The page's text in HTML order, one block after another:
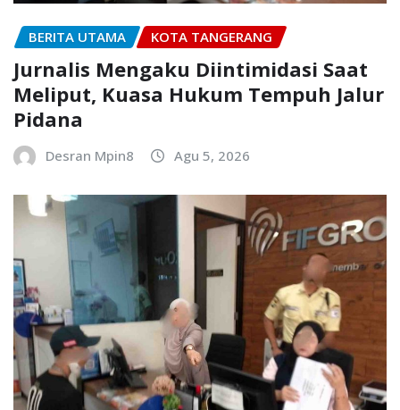
BERITA UTAMA KOTA TANGERANG
Jurnalis Mengaku Diintimidasi Saat
Meliput, Kuasa Hukum Tempuh Jalur
Pidana
Desran Mpin8 Agu 5, 2026